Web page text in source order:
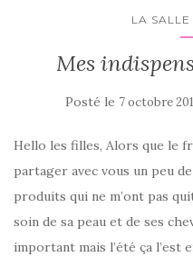
LA
Mes
Posté le 7 octobre
Hello les filles, Alors que le
partager avec vous un peu
produits qui ne m’ont pas
soin de sa peau et de ses
important mais l’été ça l’est